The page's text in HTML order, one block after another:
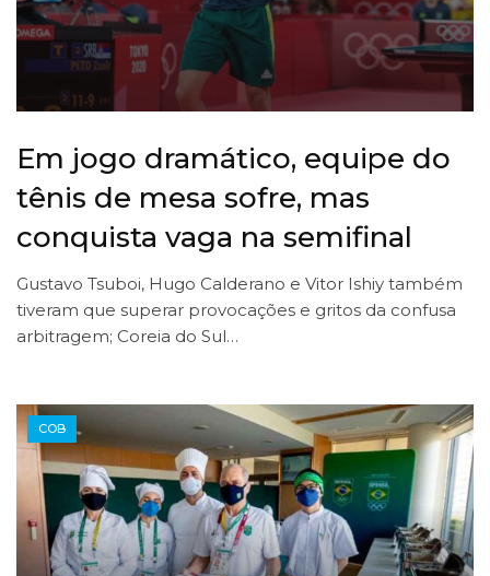
Em jogo dramático, equipe do
tênis de mesa sofre, mas
conquista vaga na semifinal
Gustavo Tsuboi, Hugo Calderano e Vitor Ishiy também
tiveram que superar provocações e gritos da confusa
arbitragem; Coreia do Sul…
COB